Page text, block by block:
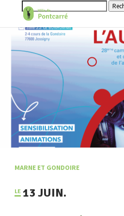
MARNE ET GONDOIRE
13 JUIN.